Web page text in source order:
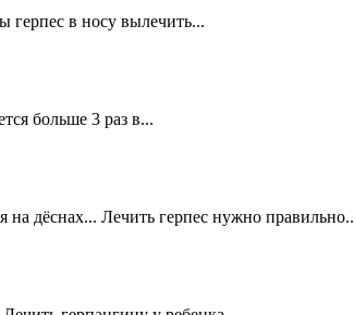
герпес в носу вылечить...
больше 3 раз в...
на дёснах... Лечить герпес нужно правильно..